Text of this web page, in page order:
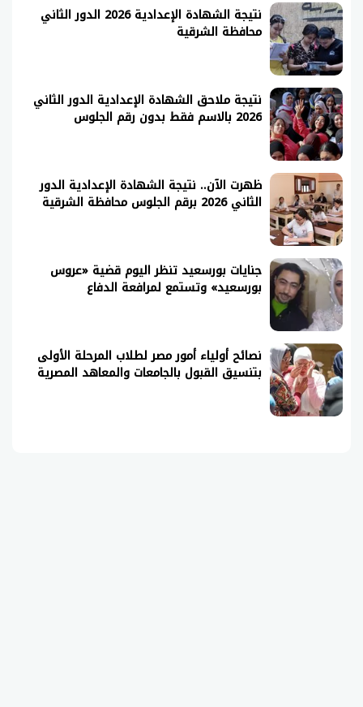
نتيجة الشهادة الإعدادية 2026 الدور الثاني
محافظة الشرقية
نتيجة ملاحق الشهادة الإعدادية الدور الثاني
2026 بالاسم فقط بدون رقم الجلوس
ظهرت الآن.. نتيجة الشهادة الإعدادية الدور
الثاني 2026 برقم الجلوس محافظة الشرقية
جنايات بورسعيد تنظر اليوم قضية «عروس
بورسعيد» وتستمع لمرافعة الدفاع
نصائح أولياء أمور مصر لطلاب المرحلة الأولى
بتنسيق القبول بالجامعات والمعاهد المصرية